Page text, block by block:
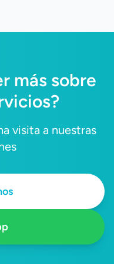
más sobre
visita a nuestras